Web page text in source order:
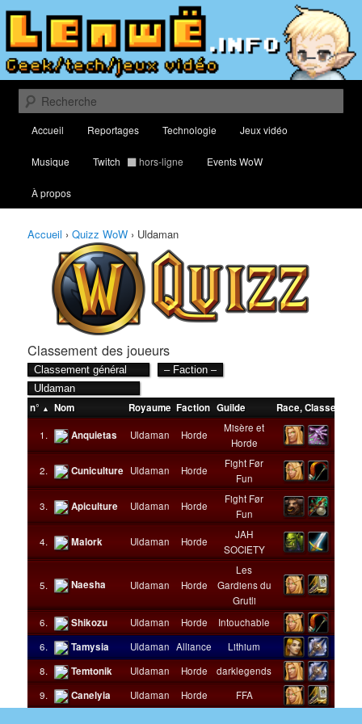
Aller
contenu
principal
Aller
contenu
secondaireLenwë – Culture geek, tech et jeux
vidéo
Classement des meilleurs joueurs au Quizz World of Warcraft
Recherche
principal
Accueil Reportages Technologie Jeux vidéo
Musique Twitch hors-ligne Events WoW
À propos
Accueil › Quizz WoW › Uldaman
Classement des joueurs
n° Nom Royaume Faction Guilde Race,Classe
1. Anquietas Uldaman Horde
Misère et
Horde
2. Cuniculture Uldaman Horde
Fight Før
Fun
3. Apiculture Uldaman Horde
Fight Før
Fun
4. Malork Uldaman Horde
JAH
SOCIETY
5. Naesha Uldaman Horde
Les
Gardiens du
Grutli
6. Shikozu Uldaman Horde Intouchable
6.
Tamysia Uldaman Alliance Lithium
8.
Temtonik Uldaman Horde darklegends
9.
Canelyia Uldaman Horde FFA